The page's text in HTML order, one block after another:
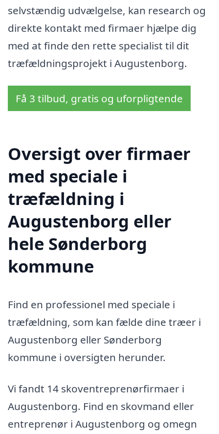
selvstændig udvælgelse, kan research og
direkte kontakt med firmaer hjælpe dig
med at finde den rette specialist til dit
træfældningsprojekt i Augustenborg.
Få 3 tilbud, gratis og uforpligtende
Oversigt over firmaer
med speciale i
træfældning i
Augustenborg eller
hele Sønderborg
kommune
Find en professionel med speciale i
træfældning, som kan fælde dine træer i
Augustenborg eller Sønderborg
kommune i oversigten herunder.
Vi fandt 14 skoventreprenørfirmaer i
Augustenborg. Find en skovmand eller
entreprenør i Augustenborg og omegn